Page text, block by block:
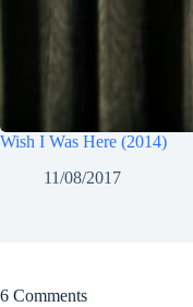
Wish I Was Here (2014)
11/08/2017
6 Comments